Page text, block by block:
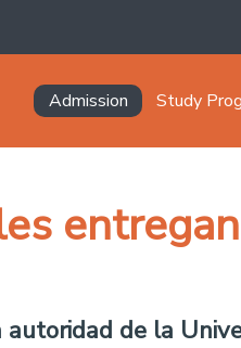
Navegación principal
Admission Study
de la